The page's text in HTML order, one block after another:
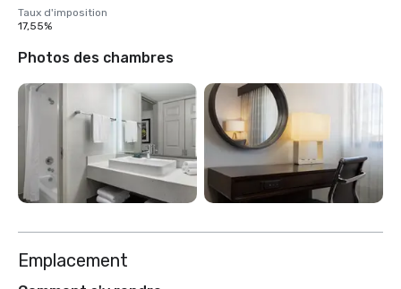
Taux d'imposition
17,55%
Photos des chambres
Emplacement